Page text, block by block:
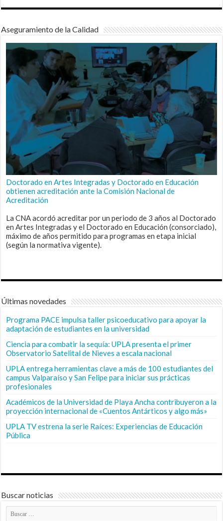
Aseguramiento de la Calidad
Doctorado en Artes Integradas y Doctorado en Educación
obtienen acreditación ante la Comisión Nacional de
Acreditación
La CNA acordó acreditar por un periodo de 3 años al Doctorado
en Artes Integradas y el Doctorado en Educación (consorciado),
máximo de años permitido para programas en etapa inicial
(según la normativa vigente).
Últimas novedades
Programa PACE impulsa taller psicoeducativo para apoyar la
adaptación de estudiantes en la universidad
Ciencia para combatir la sequía: UPLA presenta el primer
Observatorio Satelital de Nieves a escala nacional
UPLA entrega herramientas clave a más de 100 estudiantes del
campus Valparaíso y San Felipe para iniciar sus prácticas
profesionales
Académicos de la Universidad de Playa Ancha contribuyeron a la
proyección internacional de «Cuentos Antárticos y algo más»
UPLA TV estrena la serie Raíces: Experiencias de Educación
Pública
Buscar noticias